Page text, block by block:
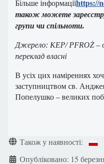
Більше інформаціїhttps://
також можете
групи чи спільноти.
Джерело: KEP/ PFROŻ –
переклад власні
В усіх цих наміреннях
заступництвом св.
Попелушко – великих
ДеталіТакож у наявності:
Опубліковано: 15